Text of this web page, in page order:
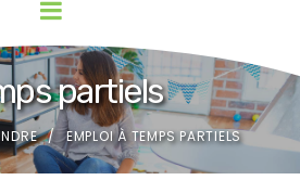
partiels
EMPLOI À TEMPS PARTIELS